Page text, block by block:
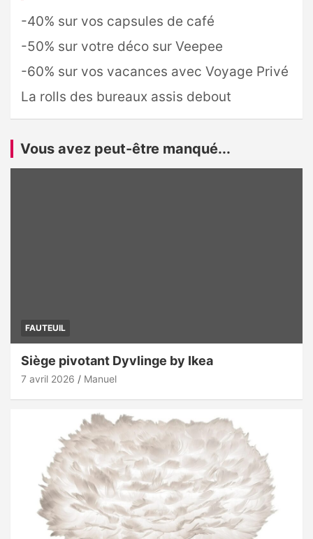
-40% sur vos capsules de café
-50% sur votre déco sur Veepee
-60% sur vos vacances avec Voyage Privé
La rolls des bureaux assis debout
Vous avez peut-être manqué...
FAUTEUIL
Siège pivotant Dyvlinge by Ikea
7 avril 2026 Manuel